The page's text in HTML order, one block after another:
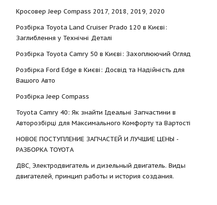
Кросовер Jeep Compass 2017, 2018, 2019, 2020
Розбірка Toyota Land Cruiser Prado 120 в Києві:
Заглиблення у Технічні Деталі
Розбірка Toyota Camry 50 в Києві: Захоплюючий Огляд
Розбірка Ford Edge в Києві: Досвід та Надійність для
Вашого Авто
Розбірка Jeep Compass
Toyota Camry 40: Як знайти Ідеальні Запчастини в
Авторозбірці для Максимального Комфорту та Вартості
НОВОЕ ПОСТУПЛЕНИЕ ЗАПЧАСТЕЙ И ЛУЧШИЕ ЦЕНЫ -
РАЗБОРКА TOYOTА
ДВС, Электродвигатель и дизельный двигатель. Виды
двигателей, принцип работы и история создания.